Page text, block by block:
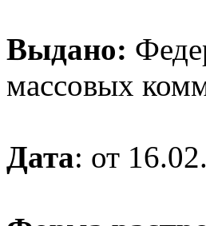
Выдано:
массовых
Дата: от